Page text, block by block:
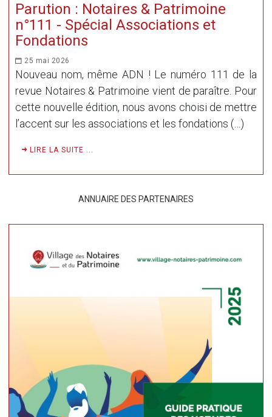
Parution : Notaires & Patrimoine
n°111 - Spécial Associations et
Fondations
25 mai 2026
Nouveau nom, même ADN ! Le numéro 111 de la
revue Notaires & Patrimoine vient de paraître. Pour
cette nouvelle édition, nous avons choisi de mettre
l’accent sur les associations et les fondations (…)
LIRE LA SUITE ...
ANNUAIRE DES PARTENAIRES